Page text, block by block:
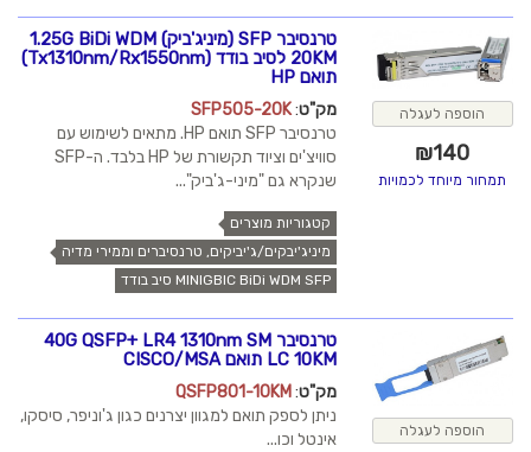
הוספה לעגלה
₪140
תמחור מיוחד לכמויות
טרנסיבר SFP (מיניג'ביק) 1.25G BiDi WDM
20KM לסיב בודד (Tx1310nm/Rx1550nm)
תואם HP
מק"ט:
SFP505-20K
טרנסיבר SFP תואם HP. מתאים לשימוש עם
סוויצ'ים וציוד תקשורת של HP בלבד. ה-SFP
שנקרא גם "מיני-ג'ביק"...
קטגוריות מוצרים
מיניג'יבקים/ג'יביקים, טרנסיברים וממירי מדיה
MINIGBIC BiDi WDM SFP סיב בודד
הוספה לעגלה
טרנסיבר 40G QSFP+ LR4 1310nm SM
LC 10KM תואם CISCO/MSA
מק"ט:
QSFP801-10KM
ניתן לספק תואם למגוון יצרנים כגון ג'וניפר, סיסקו,
אינטל וכו...